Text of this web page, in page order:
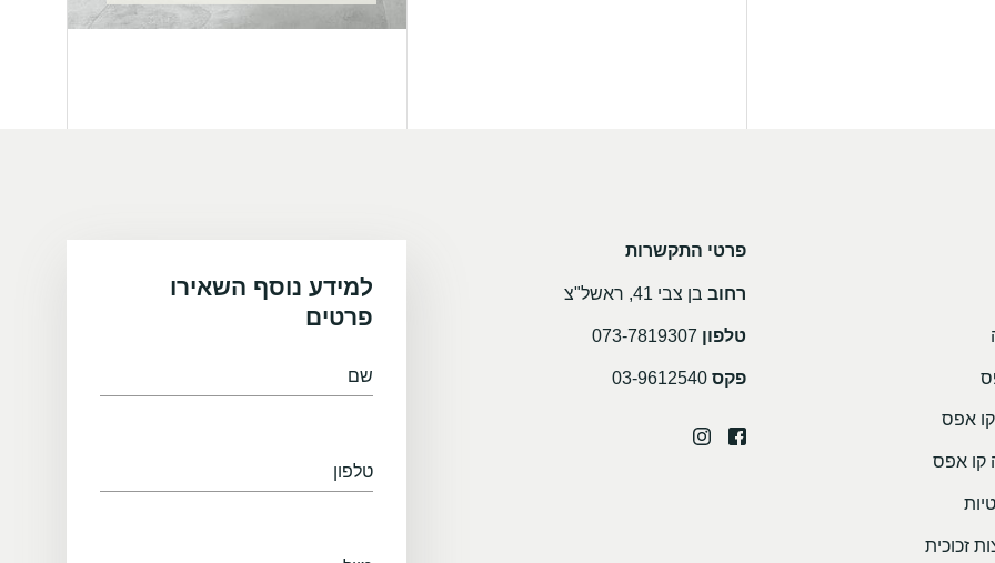
אפס
קו אפס
זכוכית
פרטי התקשרות
רחוב בן צבי 41, ראשל"צ
טלפון 073-7819307
פקס 03-9612540
למידע נוסף השאירו
פרטים